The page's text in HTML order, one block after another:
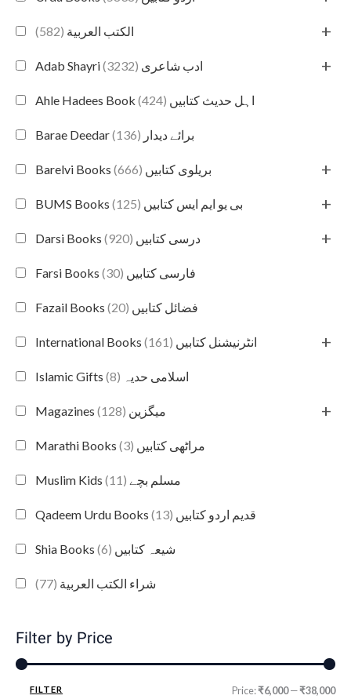
الكتب العربية (582) +
Adab Shayri ادب شاعری (3232) +
Ahle Hadees Book اہل حدیث کتابیں (424)
Barae Deedar برائے دیدار (136)
Barelvi Books بریلوی کتابیں (666) +
BUMS Books بی یو ایم ایس کتابیں (125) +
Darsi Books درسی کتابیں (920) +
Farsi Books فارسی کتابیں (30)
Fazail Books فضائل کتابیں (20)
International Books انٹرنیشنل کتابیں (161) +
Islamic Gifts اسلامی حدیہ (8)
Magazines میگزین (128) +
Marathi Books مراٹھی کتابیں (3)
Muslim Kids مسلم بچے (11)
Qadeem Urdu Books قدیم اردو کتابیں (13)
Shia Books شیعہ کتابیں (6)
شراء الكتب العربية (77)
Filter by Price
FILTER Price:₹6,000—₹38,000